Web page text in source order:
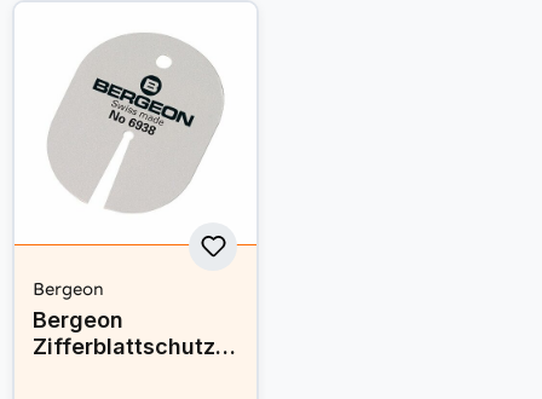
Bergeon
Bergeon
Zifferblattschutz N